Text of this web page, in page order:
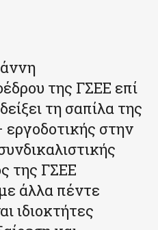
της ΓΣΕΕ επί
τη σαπίλα της
στην
της ΓΣΕΕ
άλλα πέντε
ιδιοκτήτες